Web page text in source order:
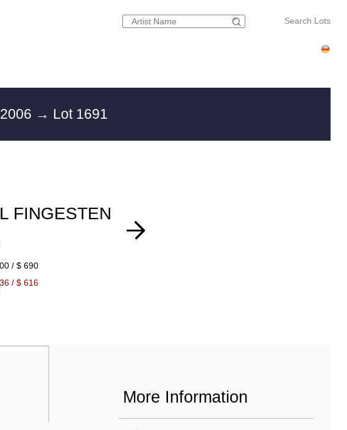
Search Lots
→ Lot 1691
FINGESTEN
/ $ 690
/ $ 616
More Information